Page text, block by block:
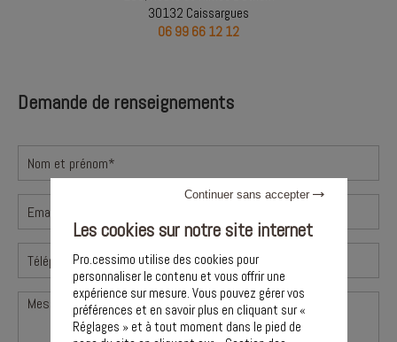
30132 Caissargues
06 99 66 12 12
Demande de renseignements
Les cookies sur notre site internet
Pro.cessimo utilise des cookies pour
personnaliser le contenu et vous offrir une
expérience sur mesure. Vous pouvez gérer vos
préférences et en savoir plus en cliquant sur «
Réglages » et à tout moment dans le pied de
Continuer sans accepter